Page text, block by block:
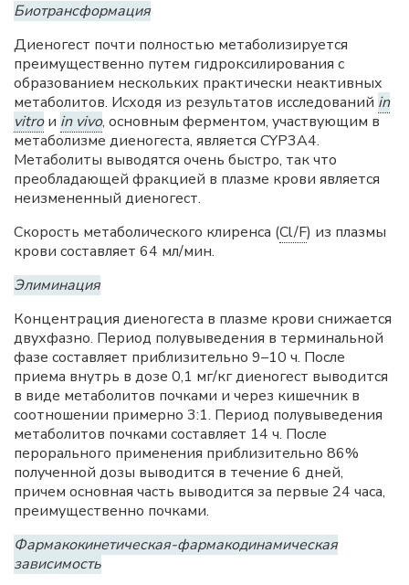
Биотрансформация
Диеногест почти полностью метаболизируется
преимущественно путем гидроксилирования с
образованием нескольких практически неактивных
метаболитов. Исходя из результатов исследований in
vitroи in vivo, основным ферментом, участвующим в
метаболизме диеногеста, является CYP3A4.
Метаболиты выводятся очень быстро, так что
преобладающей фракцией в плазме крови является
неизмененный диеногест.
Скорость метаболического клиренса (Cl/F) из плазмы
крови составляет 64 мл/мин.
Элиминация
Концентрация диеногеста в плазме крови снижается
двухфазно. Период полувыведения в терминальной
фазе составляет приблизительно 9–10 ч. После
приема внутрь в дозе 0,1 мг/кг диеногест выводится
в виде метаболитов почками и через кишечник в
соотношении примерно 3:1. Период полувыведения
метаболитов почками составляет 14 ч. После
перорального применения приблизительно 86%
полученной дозы выводится в течение 6 дней,
причем основная часть выводится за первые 24 часа,
преимущественно почками.
Фармакокинетическая-фармакодинамическая
зависимость